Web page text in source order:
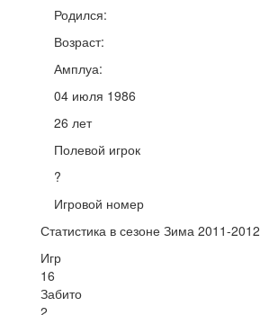
Родился:
Возраст:
Амплуа:
04 июля 1986
26 лет
Полевой игрок
?
Игровой номер
Статистика в сезоне Зима 2011-2012
Игр
16
Забито